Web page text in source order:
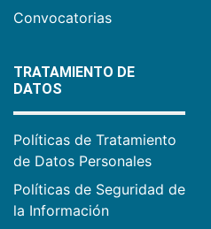
Convocatorias
TRATAMIENTO DE
DATOS
Políticas de Tratamiento
de Datos Personales
Políticas de Seguridad de
la Información